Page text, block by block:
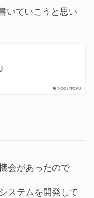
いていこうと思い
NOCHITOKU
会があったので
ステムを開発して